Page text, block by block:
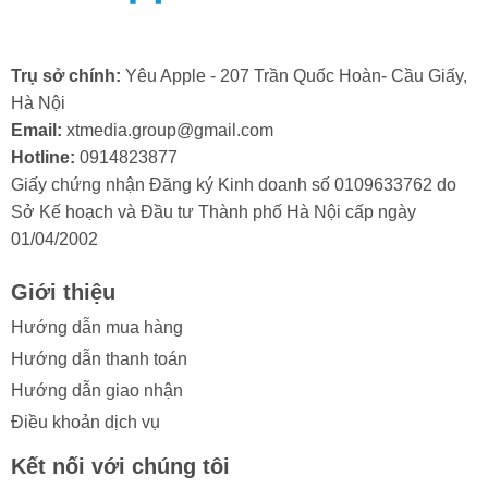
hành hoặc thay camera trước iPhone mới.
2. Khi nào cần thay camera trước cho
iPhone
camera trước iPhone bị va đập mạnh, bạn cần thay
camera trước iPhone X khi nhận thấy các dấu hiệu sau:
- Ảnh hoặc video bị mờ, không thể lấy nét.
đốm hoặc sọc lạ.
- Khi mở ứng dụng camera, màn hình chỉ hiển thị một
Trụ sở chính: Yêu Apple - 207 Trần Quốc Hoàn- Cầu Giấy,
Hà Nội
Email: xtmedia.group@gmail.com
Hotline: 0914823877
Giấy chứng nhận Đăng ký Kinh doanh số 0109633762 do
Sở Kế hoạch và Đầu tư Thành phố Hà Nội cấp ngày
01/04/2002
Giới thiệu
Hướng dẫn mua hàng
Hướng dẫn thanh toán
Hướng dẫn giao nhận
Điều khoản dịch vụ
Kết nối với chúng tôi